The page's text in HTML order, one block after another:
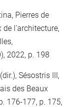
Pierres de
de l'architecture,
2022, p. 198
Sésostris III,
des Beaux
176-177, p. 175,